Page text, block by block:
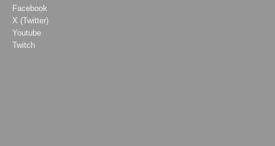
Facebook
X (Twitter)
Youtube
Twitch